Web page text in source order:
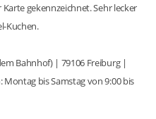
gekennzeichnet. Sehr lecker
Kuchen.
Bahnhof) | 79106 Freiburg |
Montag bis Samstag von 9:00 bis